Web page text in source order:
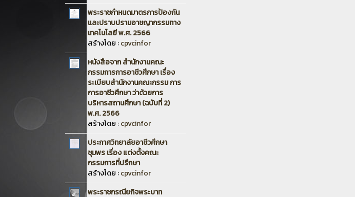
พระราชกำหนดมาตรการป้องกัน
และปราบปรามอาชญากรรมทาง
เทคโนโลยี พ.ศ. 2566
สร้างโดย :cpvcinfor
หนังสือจาก สำนักงานคณะ
กรรมการการอาชีวศึกษา เรื่อง
ระเบียบสำนักงานคณะกรรม การ
การอาชีวศึกษา ว่าด้วยการ
บริหารสถานศึกษา (ฉบับที่ 2)
พ.ศ. 2566
สร้างโดย :cpvcinfor
ประกาศวิทยาลัยอาชีวศึกษา
ชุมพร เรื่อง แต่งตั้งคณะ
กรรมการที่ปรึกษา
สร้างโดย :cpvcinfor
พระราชกรณียกิจพระบาท